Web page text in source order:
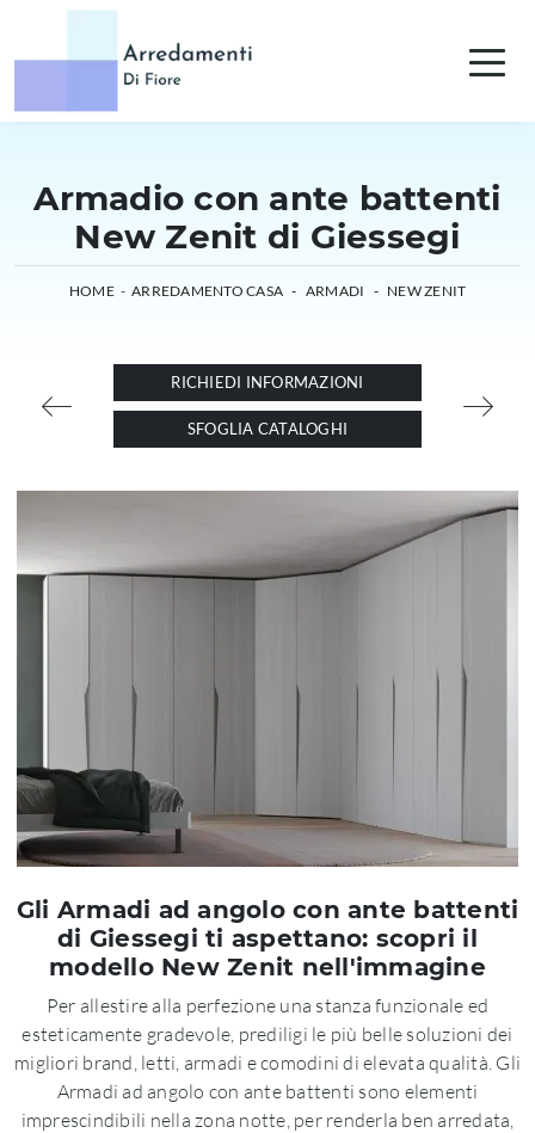
Armadio con ante battenti
New Zenit di Giessegi
HOME - ARREDAMENTO CASA - ARMADI - NEW ZENIT
RICHIEDI INFORMAZIONI
SFOGLIA CATALOGHI
Gli Armadi ad angolo con ante battenti
di Giessegi ti aspettano: scopri il
modello New Zenit nell'immagine
Per allestire alla perfezione una stanza funzionale ed
esteticamente gradevole, prediligi le più belle soluzioni dei
migliori brand, letti, armadi e comodini di elevata qualità. Gli
Armadi ad angolo con ante battenti sono elementi
imprescindibili nella zona notte, per renderla ben arredata,